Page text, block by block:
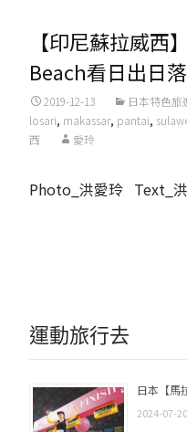
【印尼蘇拉威西
Beach看日出日
2019-12-13 日本特色旅
losari, makassar, pantai,
西
愛玲
Photo_洪愛玲 Text_
運動旅行去
日本【馬
2024-07-20